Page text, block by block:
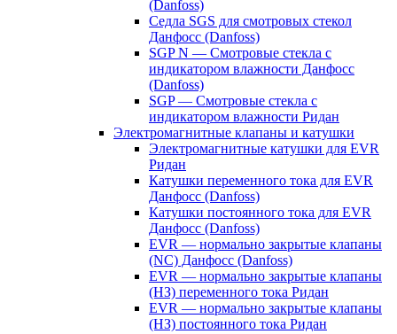
(Danfoss)
Седла SGS для смотровых стекол
Данфосс (Danfoss)
SGP N — Смотровые стекла с
индикатором влажности Данфосс
(Danfoss)
SGP — Смотровые стекла с
индикатором влажности Ридан
Электромагнитные клапаны и катушки
Электромагнитные катушки для EVR
Ридан
Катушки переменного тока для EVR
Данфосс (Danfoss)
Катушки постоянного тока для EVR
Данфосс (Danfoss)
EVR — нормально закрытые клапаны
(NC) Данфосс (Danfoss)
EVR — нормально закрытые клапаны
(НЗ) переменного тока Ридан
EVR — нормально закрытые клапаны
(НЗ) постоянного тока Ридан